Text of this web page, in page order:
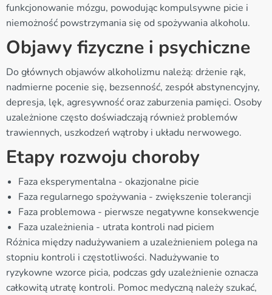
funkcjonowanie mózgu, powodując kompulsywne picie i
niemożność powstrzymania się od spożywania alkoholu.
Objawy fizyczne i psychiczne
Do głównych objawów alkoholizmu należą: drżenie rąk,
nadmierne pocenie się, bezsenność, zespół abstynencyjny,
depresja, lęk, agresywność oraz zaburzenia pamięci. Osoby
uzależnione często doświadczają również problemów
trawiennych, uszkodzeń wątroby i układu nerwowego.
Etapy rozwoju choroby
Faza eksperymentalna - okazjonalne picie
Faza regularnego spożywania - zwiększenie tolerancji
Faza problemowa - pierwsze negatywne konsekwencje
Faza uzależnienia - utrata kontroli nad piciem
Różnica między nadużywaniem a uzależnieniem polega na
stopniu kontroli i częstotliwości. Nadużywanie to
ryzykowne wzorce picia, podczas gdy uzależnienie oznacza
całkowitą utratę kontroli. Pomoc medyczną należy szukać,